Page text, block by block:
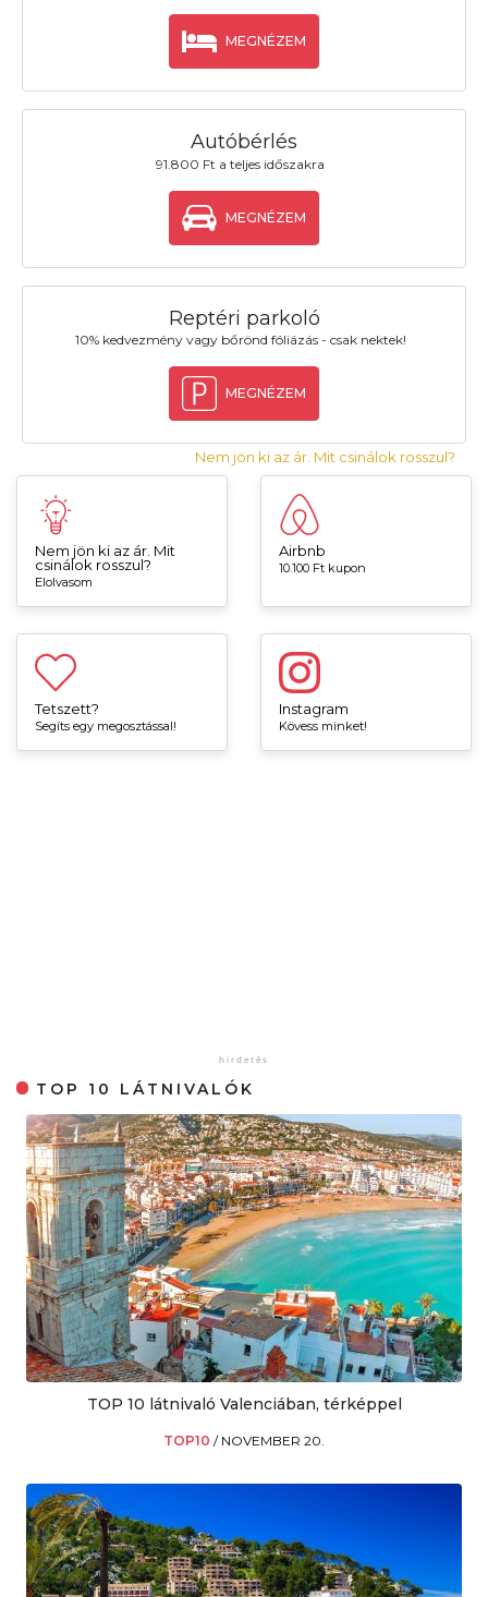
MEGNÉZEM
Autóbérlés
91.800 Ft a teljes időszakra
MEGNÉZEM
Reptéri parkoló
10% kedvezmény vagy bőrönd fóliázás - csak nektek!
MEGNÉZEM
Nem jön ki az ár. Mit csinálok rosszul?
Nem jön ki az ár. Mit
csinálok rosszul?
Elolvasom
Airbnb
10.100 Ft kupon
Tetszett?
Segíts egy megosztással!
Instagram
Kövess minket!
TOP 10 LÁTNIVALÓK
TOP 10 látnivaló Valenciában, térképpel
TOP10 / NOVEMBER 20.